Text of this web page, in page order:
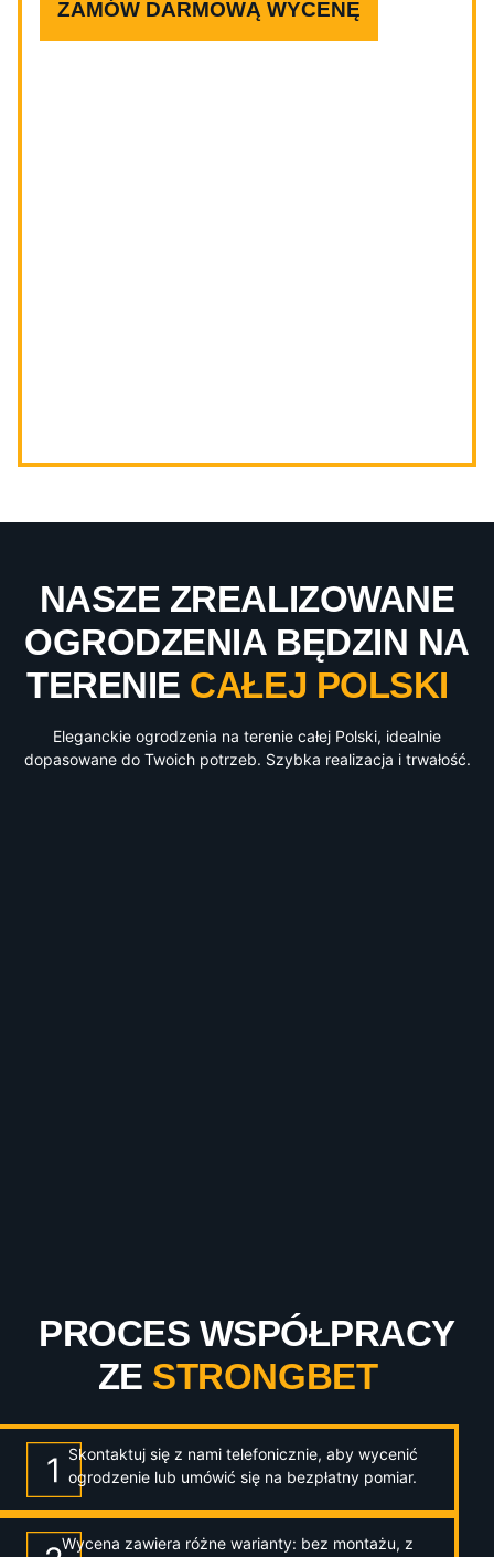
ZAMÓW DARMOWĄ WYCENĘ
NASZE ZREALIZOWANE
OGRODZENIA BĘDZIN NA
TERENIE CAŁEJ POLSKI
Eleganckie ogrodzenia na terenie całej Polski, idealnie
dopasowane do Twoich potrzeb. Szybka realizacja i trwałość.
PROCES WSPÓŁPRACY
ZE STRONGBET
Skontaktuj się z nami telefonicznie, aby wycenić
ogrodzenie lub umówić się na bezpłatny pomiar.
Wycena zawiera różne warianty: bez montażu, z